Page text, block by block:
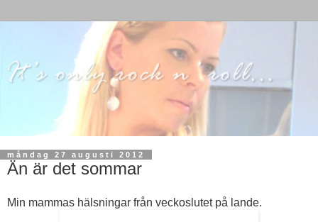
måndag 27 augusti 2012
Än är det sommar
Min mammas hälsningar från veckoslutet på lande.